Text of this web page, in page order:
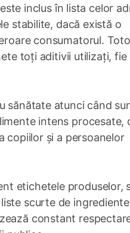
inclus în lista celor
stabilite, dacă există o
consumatorul.
toți aditivii utilizați, fie
sănătate atunci când
intens procesate,
copiilor și a persoanelor
etichetele produselor,
scurte de
constant